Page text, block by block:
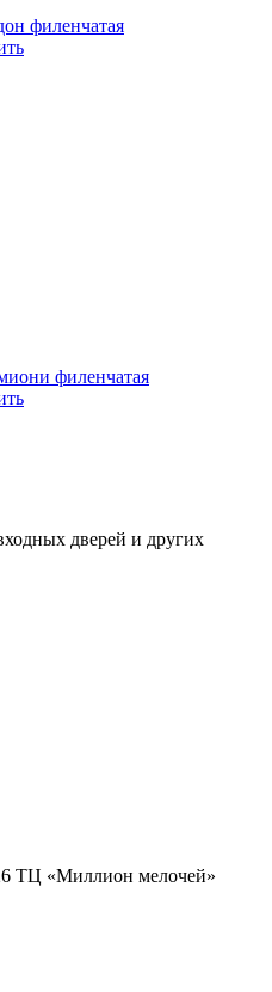
филенчатая
филенчатая
дверей и других
ТЦ «Миллион мелочей»